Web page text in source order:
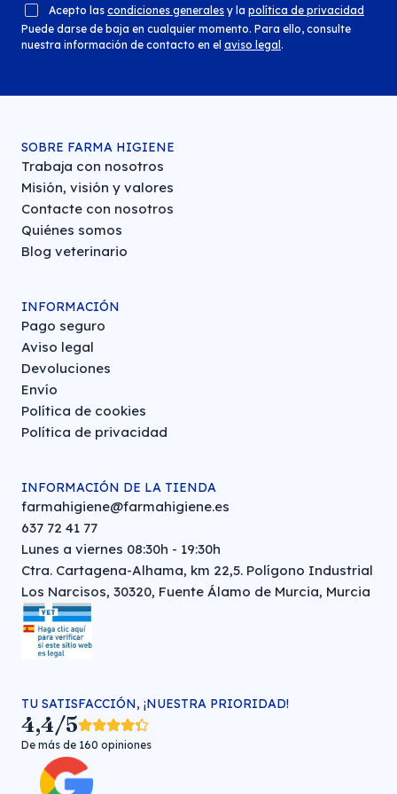
Acepto las condiciones generales y la política de privacidad
Puede darse de baja en cualquier momento. Para ello, consulte
nuestra información de contacto en el aviso legal .
SOBRE FARMA HIGIENE
Trabaja con nosotros
Misión, visión y valores
Contacte con nosotros
Quiénes somos
Blog veterinario
INFORMACIÓN
Pago seguro
Aviso legal
Devoluciones
Envío
Política de cookies
Política de privacidad
INFORMACIÓN DE LA TIENDA
farmahigiene@farmahigiene.es
637 72 41 77
Lunes a viernes 08:30h - 19:30h
Ctra. Cartagena-Alhama, km 22,5. Polígono Industrial
Los Narcisos, 30320, Fuente Álamo de Murcia, Murcia
TU SATISFACCIÓN, ¡NUESTRA PRIORIDAD!
4,4/5
De más de 160 opiniones